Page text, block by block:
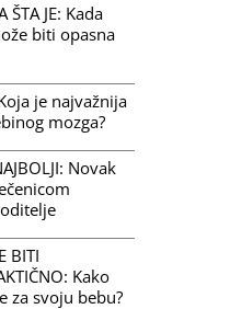
ŠTA JE: Kada
biti opasna
Koja je najvažnija
mozga?
Novak
BITI
Kako
za svoju bebu?